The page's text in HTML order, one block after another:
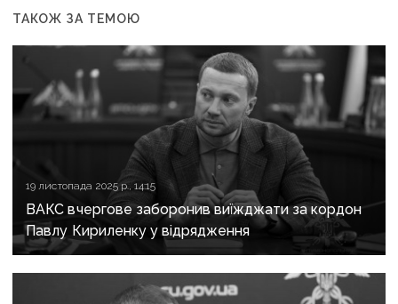
ТАКОЖ ЗА ТЕМОЮ
19 листопада 2025 р., 14:15
ВАКС вчергове заборонив виїжджати за кордон
Павлу Кириленку у відрядження